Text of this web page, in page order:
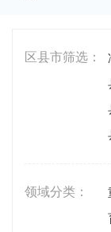
区县市筛选：
领域分类：